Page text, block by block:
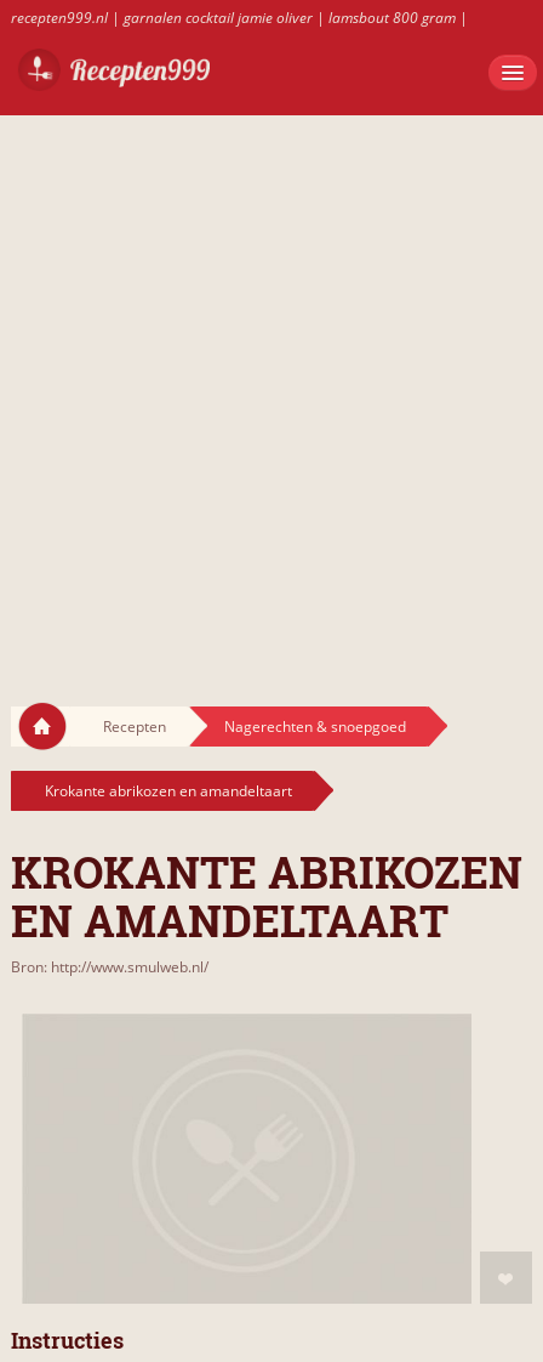
recepten999.nl| garnalen cocktail jamie oliver| lamsbout 800 gram|
bananentaart van saroma | zalmtaart bladerdeeg kwark
|
wortelsoep thermomix
Recepten Nagerechten & snoepgoed
Krokante abrikozen en amandeltaart
KROKANTE ABRIKOZEN
EN AMANDELTAART
Bron: http://www.smulweb.nl/
Instructies